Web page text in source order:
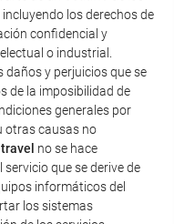
los derechos de
confidencial y
o industrial.
daños y perjuicios que se
de la imposibilidad de
generales por
otras causas no
no se hace
que se derive de
informáticos del
los sistemas